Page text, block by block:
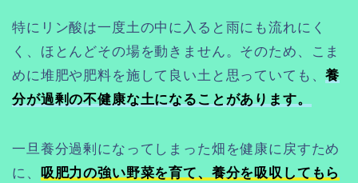
特にリン酸は一度土の中に入ると雨にも流れにく
く、ほとんどその場を動きません。そのため、こま
めに堆肥や肥料を施して良い土と思っていても、養
分が過剰の不健康な土になることがあります。
一旦養分過剰になってしまった畑を健康に戻すため
に、 吸肥力の強い野菜を育て、養分を吸収してもら